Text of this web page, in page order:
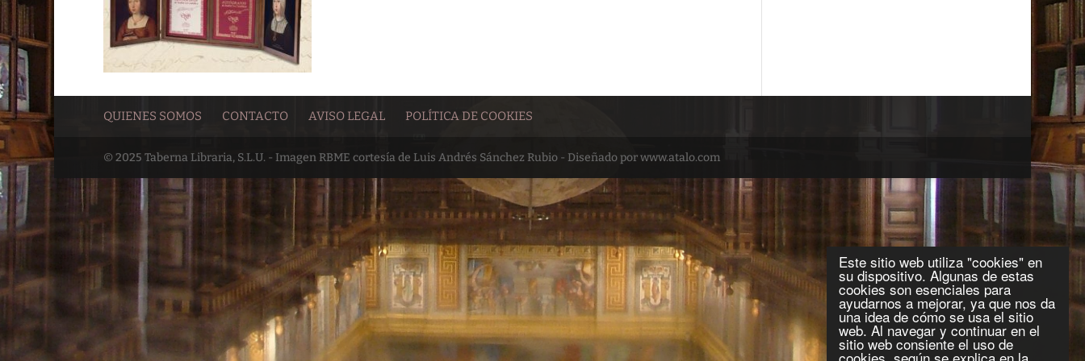
Este sitio web utiliza "cookies" en
su dispositivo. Algunas de estas
cookies son esenciales para
ayudarnos a mejorar, ya que nos da
una idea de cómo se usa el sitio
web. Al navegar y continuar en el
sitio web consiente el uso de
QUIENES SOMOS CONTACTO AVISO LEGAL POLÍTICA DE COOKIES
© 2025 Taberna Libraria, S.L.U. - Imagen RBME cortesía de Luis Andrés Sánchez Rubio - Diseñado por www.atalo.com